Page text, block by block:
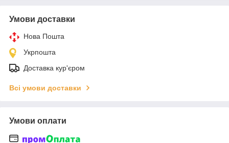
Умови доставки
Нова Пошта
Укрпошта
Доставка кур'єром
Всі умови доставки
Умови оплати